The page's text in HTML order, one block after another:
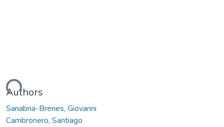
Authors
Sanabria-Brenes, Giovanni
Cambronero, Santiago